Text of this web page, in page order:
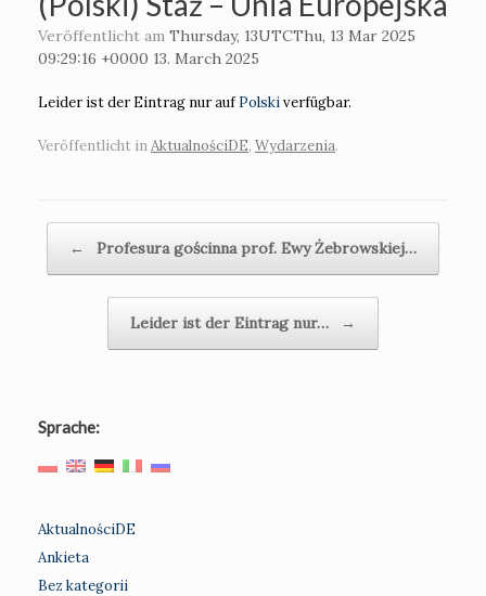
Veröffentlicht am Thursday, 13UTCThu, 13 Mar 2025
09:29:16 +0000 13. March 2025
Leider ist der Eintrag nur aufPolskiverfügbar.
Veröffentlicht inAktualnościDE, Wydarzenia.
← Profesura gościnna prof. Ewy Żebrowskiej…
Leider ist der Eintrag nur… →
Sprache:
AktualnościDE
Ankieta
Bez kategorii